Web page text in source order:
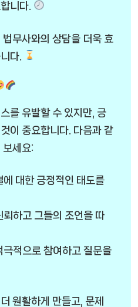
니다.
무사와의 상담을 더욱 효
다.
를 유발할 수 있지만, 긍
이 중요합니다. 다음과 같
보세요:
대한 긍정적인 태도를
하고 그들의 조언을 따
적으로 참여하고 질문을
원활하게 만들고, 문제